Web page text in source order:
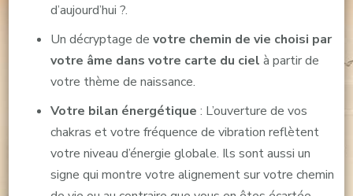
d’aujourd’hui ?.
Un décryptage de votre chemin de vie choisi par
votre âme dans votre carte du ciel à partir de
votre thème de naissance.
Votre bilan énergétique : L’ouverture de vos
chakras et votre fréquence de vibration reflètent
votre niveau d’énergie globale. Ils sont aussi un
signe qui montre votre alignement sur votre chemin